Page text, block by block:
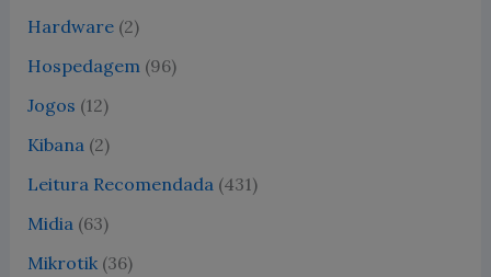
Hardware(2)
Hospedagem(96)
Jogos (12)
Kibana(2)
Leitura Recomendada(431)
Midia(63)
Mikrotik(36)